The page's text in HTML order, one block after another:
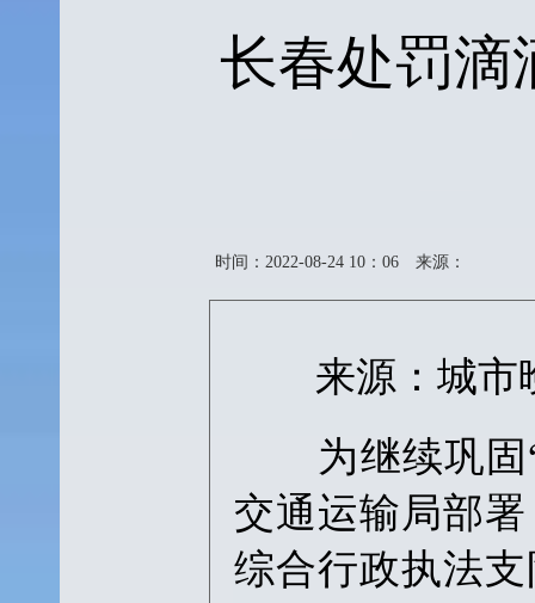
长春处罚滴
时间：2022-08-24 10：06 来源：
来源：城市
为继续巩固“
交通运输局部
综合行政执法